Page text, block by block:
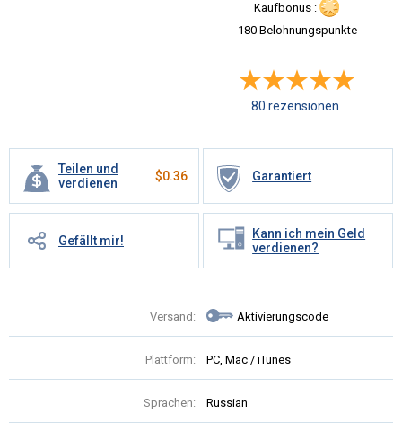
Teilen und
verdienen
$0.36 Garantiert
Gefällt mir!
Kann ich mein Geld
verdienen?
Versand: Aktivierungscode
Plattform: PC, Mac / iTunes
Sprachen: Russian
Kaufbonus :
180 Belohnungspunkte
80 rezensionen